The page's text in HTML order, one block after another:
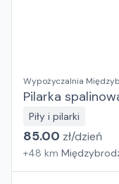
Wypożyczalnia
Pilarka
Piły i pilarki
85.00 zł/dzień
+48 km